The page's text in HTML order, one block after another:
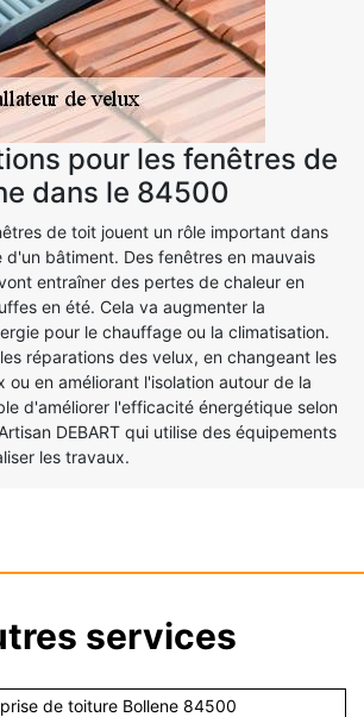
pour les fenêtres de
dans le 84500
de toit jouent un rôle important dans
d'un bâtiment. Des fenêtres en mauvais
entraîner des pertes de chaleur en
en été. Cela va augmenter la
pour le chauffage ou la climatisation.
réparations des velux, en changeant les
en améliorant l'isolation autour de la
d'améliorer l'efficacité énergétique selon
DEBART qui utilise des équipements
les travaux.
services
de toiture Bollene 84500